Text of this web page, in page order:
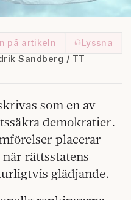
på artikeln
Lyssna
Sandberg / TT
som en av
demokratier.
placerar
rättsstatens
glädjande.